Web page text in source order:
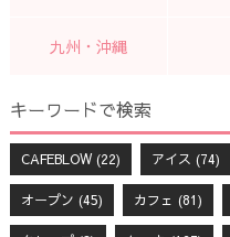
九州・沖縄
キーワードで検索
CAFEBLOW(22) アイス (74)
オープン (45) カフェ (81)